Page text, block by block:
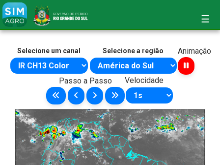
☰
Selecione um canal Selecione a região Animação
Passo a Passo Velocidade